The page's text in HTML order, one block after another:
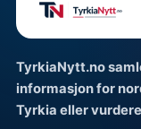
TyrkiaNytt.no
informasjon for
Tyrkia eller